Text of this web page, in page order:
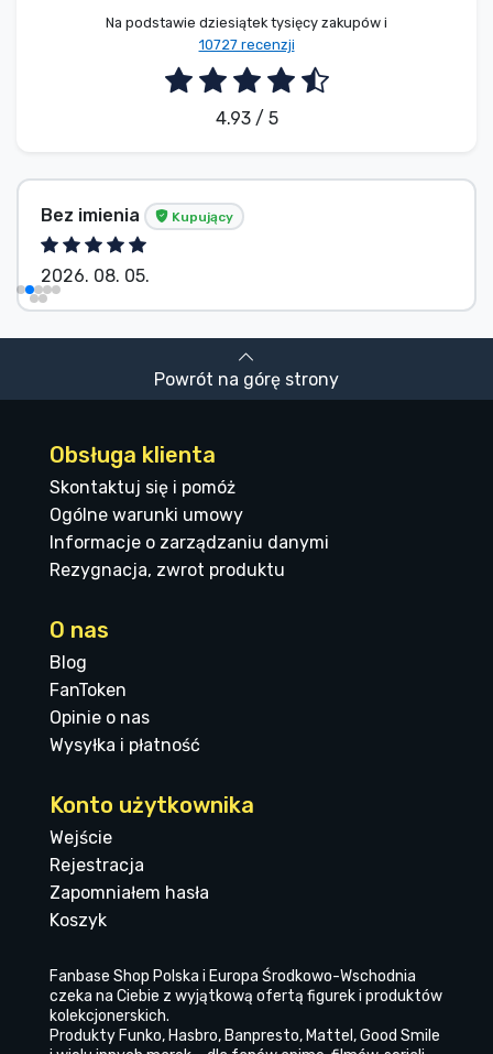
Na podstawie dziesiątek tysięcy zakupów i
10727 recenzji
4.93 / 5
Bez imienia Kupujący
2026. 08. 05.
Powrót na górę strony
Obsługa klienta
Skontaktuj się i pomóż
Ogólne warunki umowy
Informacje o zarządzaniu danymi
Rezygnacja, zwrot produktu
O nas
Blog
FanToken
Opinie o nas
Wysyłka i płatność
Konto użytkownika
Wejście
Rejestracja
Zapomniałem hasła
Koszyk
Fanbase Shop Polska i Europa Środkowo-Wschodnia
czeka na Ciebie z wyjątkową ofertą figurek i produktów
kolekcjonerskich.
Produkty Funko, Hasbro, Banpresto, Mattel, Good Smile